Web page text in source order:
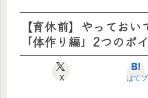
【育休前】やっておい
「体作り編」2つのポ
X はてブ